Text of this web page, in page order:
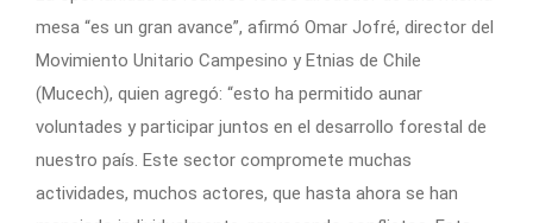
mesa “es un gran avance”, afirmó Omar Jofré, director del
Movimiento Unitario Campesino y Etnias de Chile
(Mucech), quien agregó: “esto ha permitido aunar
voluntades y participar juntos en el desarrollo forestal de
nuestro país. Este sector compromete muchas
actividades, muchos actores, que hasta ahora se han